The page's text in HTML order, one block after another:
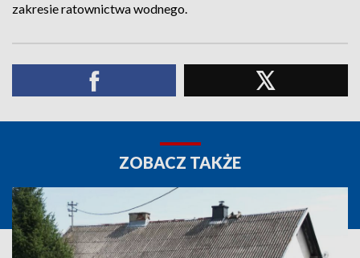
zakresie ratownictwa wodnego.
ZOBACZ TAKŻE